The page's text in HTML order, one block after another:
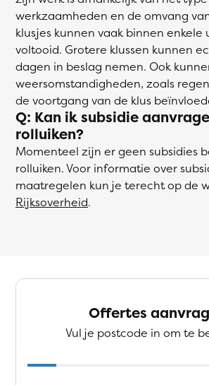
werkzaamheden en de omvang
klusjes kunnen vaak binnen enkele
voltooid. Grotere klussen kunnen
dagen in beslag nemen. Ook
weersomstandigheden, zoals
de voortgang van de klus
Q: Kan ik subsidie
rolluiken?
Momenteel zijn er geen subsidies
rolluiken. Voor informatie over
maatregelen kun je terecht op de
Rijksoverheid.
Offertes
Vul je postcode in om te